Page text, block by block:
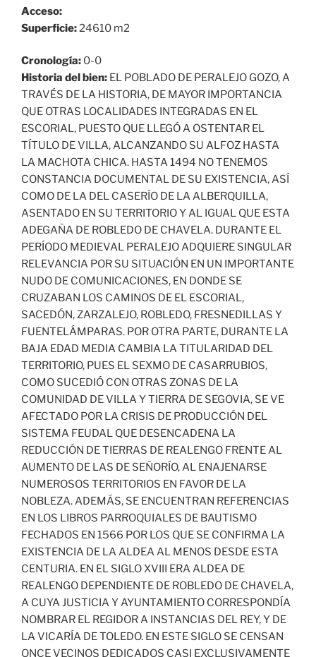
Acceso:
Superficie: 24610 m2
Cronología: 0-0
Historia del bien: EL POBLADO DE PERALEJO GOZO, A
TRAVÉS DE LA HISTORIA, DE MAYOR IMPORTANCIA
QUE OTRAS LOCALIDADES INTEGRADAS EN EL
ESCORIAL, PUESTO QUE LLEGÓ A OSTENTAR EL
TÍTULO DE VILLA, ALCANZANDO SU ALFOZ HASTA
LA MACHOTA CHICA. HASTA 1494 NO TENEMOS
CONSTANCIA DOCUMENTAL DE SU EXISTENCIA, ASÍ
COMO DE LA DEL CASERÍO DE LA ALBERQUILLA,
ASENTADO EN SU TERRITORIO Y AL IGUAL QUE ESTA
ADEGAÑA DE ROBLEDO DE CHAVELA. DURANTE EL
PERÍODO MEDIEVAL PERALEJO ADQUIERE SINGULAR
RELEVANCIA POR SU SITUACIÓN EN UN IMPORTANTE
NUDO DE COMUNICACIONES, EN DONDE SE
CRUZABAN LOS CAMINOS DE EL ESCORIAL,
SACEDÓN, ZARZALEJO, ROBLEDO, FRESNEDILLAS Y
FUENTELÁMPARAS. POR OTRA PARTE, DURANTE LA
BAJA EDAD MEDIA CAMBIA LA TITULARIDAD DEL
TERRITORIO, PUES EL SEXMO DE CASARRUBIOS,
COMO SUCEDIÓ CON OTRAS ZONAS DE LA
COMUNIDAD DE VILLA Y TIERRA DE SEGOVIA, SE VE
AFECTADO POR LA CRISIS DE PRODUCCIÓN DEL
SISTEMA FEUDAL QUE DESENCADENA LA
REDUCCIÓN DE TIERRAS DE REALENGO FRENTE AL
AUMENTO DE LAS DE SEÑORÍO, AL ENAJENARSE
NUMEROSOS TERRITORIOS EN FAVOR DE LA
NOBLEZA. ADEMÁS, SE ENCUENTRAN REFERENCIAS
EN LOS LIBROS PARROQUIALES DE BAUTISMO
FECHADOS EN 1566 POR LOS QUE SE CONFIRMA LA
EXISTENCIA DE LA ALDEA AL MENOS DESDE ESTA
CENTURIA. EN EL SIGLO XVIII ERA ALDEA DE
REALENGO DEPENDIENTE DE ROBLEDO DE CHAVELA,
A CUYA JUSTICIA Y AYUNTAMIENTO CORRESPONDÍA
NOMBRAR EL REGIDOR A INSTANCIAS DEL REY, Y DE
LA VICARÍA DE TOLEDO. EN ESTE SIGLO SE CENSAN
ONCE VECINOS DEDICADOS CASI EXCLUSIVAMENTE